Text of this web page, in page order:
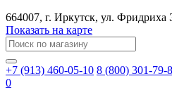
664007, г. Иркутск, ул. ​Фридриха
Показать на карте
+7 (913) 460-05-10 8 (800) 301-79-
0